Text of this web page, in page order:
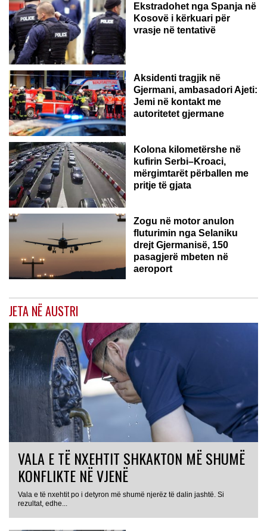
Ekstradohet nga Spanja në
Kosovë i kërkuari për
vrasje në tentativë
GJERMANI
Aksidenti tragjik në
Gjermani, ambasadori Ajeti:
Jemi në kontakt me
autoritetet gjermane
Kolona kilometërshe në
kufirin Serbi–Kroaci,
mërgimtarët përballen me
pritje të gjata
Zogu në motor anulon
fluturimin nga Selaniku
drejt Gjermanisë, 150
pasagjerë mbeten në
aeroport
JETA NË AUSTRI
VALA E TË NXEHTIT SHKAKTON MË SHUMË
KONFLIKTE NË VJENË
Vala e të nxehtit po i detyron më shumë njerëz të dalin jashtë. Si
rezultat, edhe...